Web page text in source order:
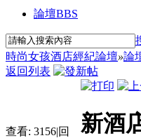
論壇BBS
時尚女孩酒店經紀論壇»論
返回列表
查看: 3156|回
新酒